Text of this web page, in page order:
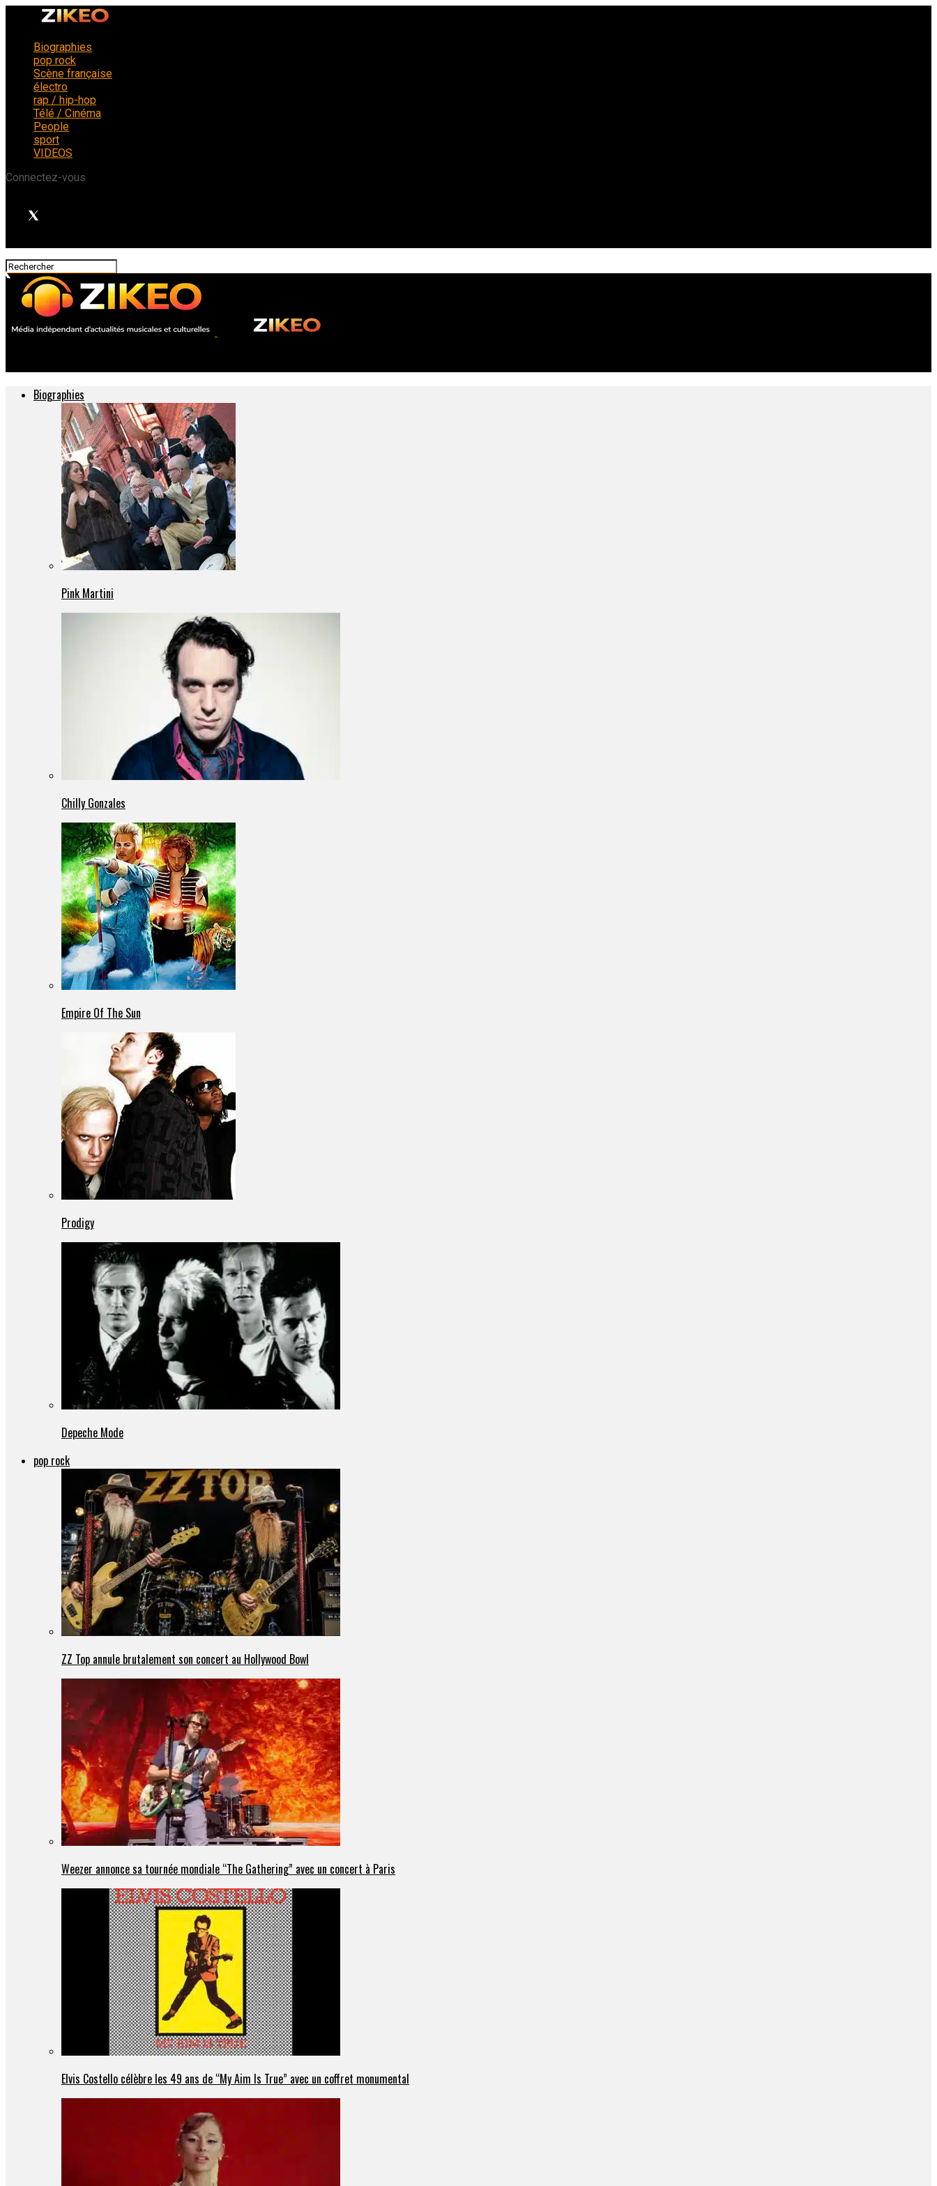
Biographies
pop rock
Scène française
électro
rap / hip-hop
Télé / Cinéma
People
sport
VIDEOS
Connectez-vous
Biographies
Pink Martini
Chilly Gonzales
Empire Of The Sun
Prodigy
Depeche Mode
pop rock
ZZ Top annule brutalement son concert au Hollywood Bowl
Weezer annonce sa tournée mondiale “The Gathering” avec un concert à Paris
Elvis Costello célèbre les 49 ans de “My Aim Is True” avec un coffret monumental